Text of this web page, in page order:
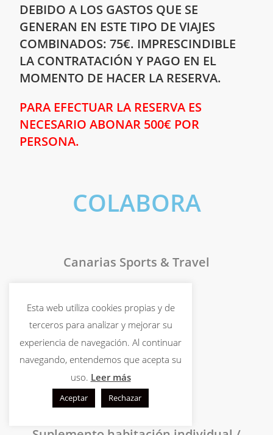
DEBIDO A LOS GASTOS QUE SE
GENERAN EN ESTE TIPO DE VIAJES
COMBINADOS: 75€. IMPRESCINDIBLE
LA CONTRATACIÓN Y PAGO EN EL
MOMENTO DE HACER LA RESERVA.
PARA EFECTUAR LA RESERVA ES
NECESARIO ABONAR 500€ POR
PERSONA.
COLABORA
Canarias Sports & Travel
PRECIO
3325€
Esta web utiliza cookies propias y de
terceros para analizar y mejorar su
experiencia de navegación. Al continuar
navegando, entendemos que acepta su
uso. Leer más
Aceptar Rechazar